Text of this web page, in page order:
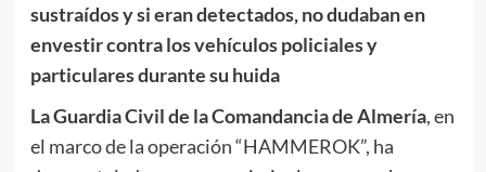
sustraídos y si eran detectados, no dudaban en
envestir contra los vehículos policiales y
particulares durante su huida
La Guardia Civilde la Comandancia de Almería, en
el marco de la operación “HAMMEROK”, ha